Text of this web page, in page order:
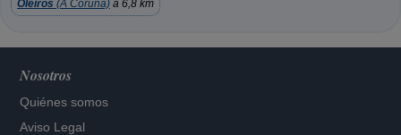
Oleiros (A Coruña) a 6,8 km
Nosotros
Quiénes somos
Aviso Legal